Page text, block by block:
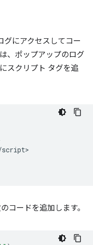
グにアクセスしてコー
、ポップアップのログ
にスクリプト タグを追
コードを追加します。